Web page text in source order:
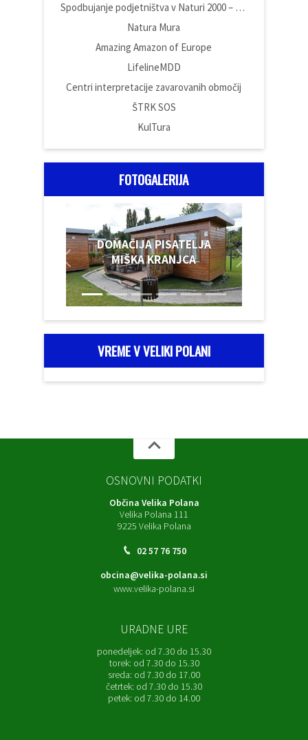
Spodbujanje podjetništva v Naturi 2000 – Poslovna cona Vüdina
Natura Mura
Amazing Amazon of Europe
LifelineMDD
Centri interpretacije zavarovanih območij
ŠTRK SOS
KulTura
FOTOGALERIJA
DOMAČIJA PISATELJA
MIŠKA KRANJCA
VREME V VELIKI POLANI
OSNOVNI PODATKI
Občina Velika Polana
Velika Polana 111
9225 Velika Polana
02 57 76 750
obcina@velika-polana.si
www.velika-polana.si
URADNE URE
ponedeljek: od 7.30 do 15.30
torek: od 7.30 do 15.30
sreda: od 7.30 do 17.00
četrtek: od 7.30 do 15.30
petek: od 7.30 do 14.00